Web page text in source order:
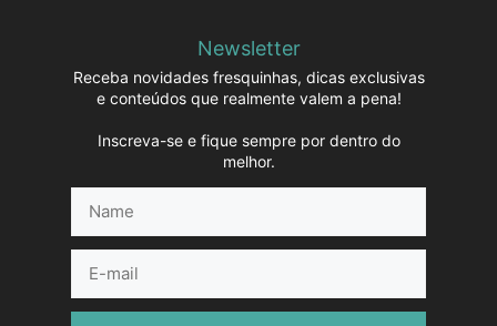
Newsletter
Receba novidades fresquinhas, dicas exclusivas
e conteúdos que realmente valem a pena!
Inscreva-se e fique sempre por dentro do
melhor.
mail